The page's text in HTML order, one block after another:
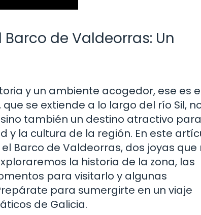
de Valdeorras: Un
y un ambiente acogedor, ese es
se extiende a lo largo del río Sil,
también un destino atractivo
la cultura de la región. En este
Barco de Valdeorras, dos joyas que
la historia de la zona, las
para visitarlo y algunas
para sumergirte en un viaje
de Galicia.